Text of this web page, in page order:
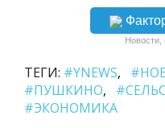
Новости,
ТЕГИ: #YNEWS
#ПУШКИНО
#ЭКОНОМИКА